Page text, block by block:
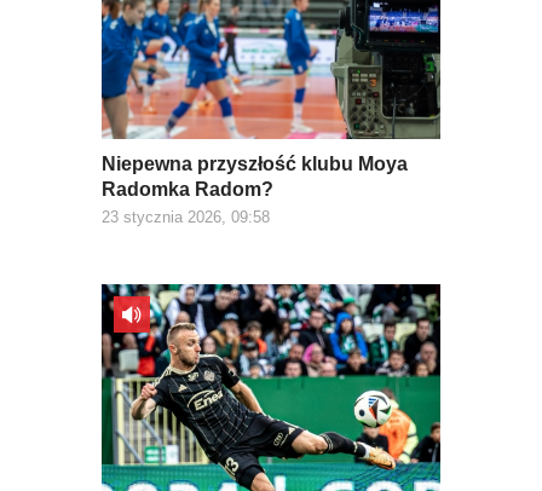
Niepewna przyszłość klubu Moya
Radomka Radom?
23 stycznia 2026, 09:58